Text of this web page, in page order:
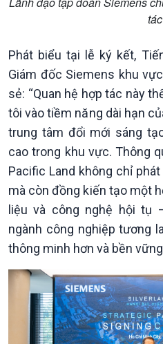
Xã hội
Tin Đời sống & Xã hội
360 độ Sức khỏe
Chuyển đổi Xanh
Tài nguyên và Môi trường
Chuyên gia của bạn
Xã hội chuyển động
Bước chân đến trường
tác
Phát biểu tại lễ ký kết,
Giám đốc Siemens khu
sẻ: “Quan hệ hợp tác này
tôi vào tiềm năng dài hạn
trung tâm đổi mới sáng
cao trong khu vực. Thông
Pacific Land không chỉ
mà còn đồng kiến tạo một
liệu và công nghệ hội tụ
ngành công nghiệp tương
thông minh hơn và bền vững